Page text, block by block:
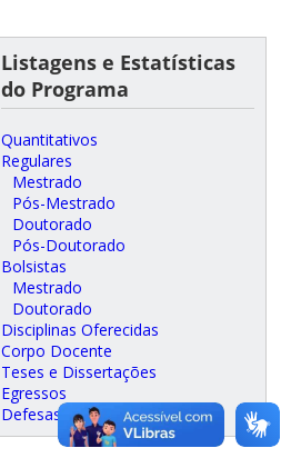
Listagens e Estatísticas
do Programa
Quantitativos
Regulares
Mestrado
Pós-Mestrado
Doutorado
Pós-Doutorado
Bolsistas
Mestrado
Doutorado
Disciplinas Oferecidas
Corpo Docente
Teses e Dissertações
Egressos
Defesas agendadas